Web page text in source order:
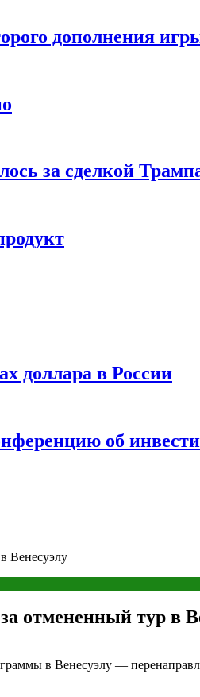
дополнения
за сделкой
доллара в России
об
Венесуэлу
отмененный тур в
в Венесуэлу —